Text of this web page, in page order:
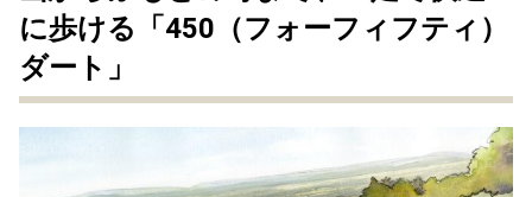
に歩ける「450（フォーフィフティ）
ダート」